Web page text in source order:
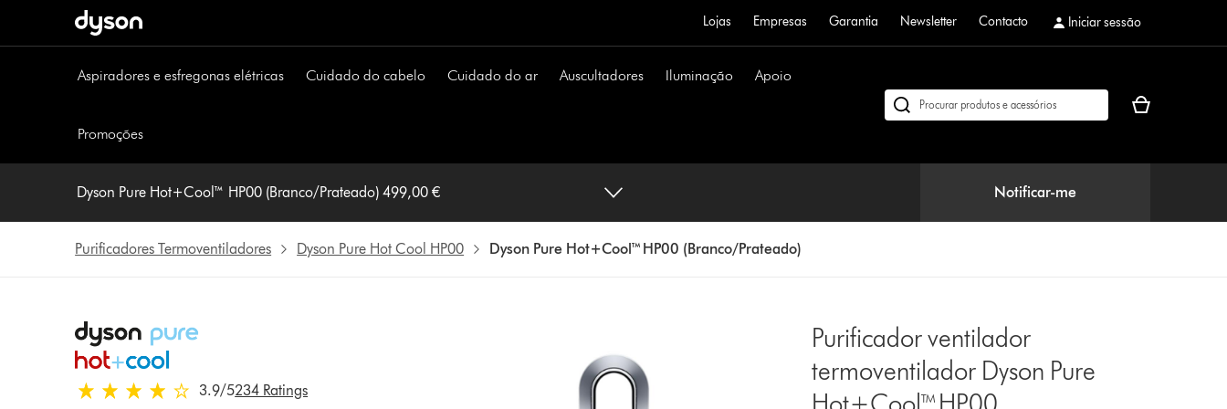
Lojas Empresas Garantia Newsletter Contacto Iniciar sessão
Aspiradores e esfregonas elétricas Cuidado do cabelo Cuidado do ar Auscultadores Iluminação Apoio
Promoções
Pesquisar
O
de
Dyson Pure Hot+Cool™ HP00 (Branco/Prateado) 499,00 € Notificar-me
Purificadores Termoventiladores Dyson Pure Hot Cool HP00 Dyson Pure Hot+Cool™ HP00 (Branco/Prateado)
3.9 estrelas de 5 em 234 Ratings
3.9/5234 Ratings
Purificador ventilador
termoventilador Dyson Pure